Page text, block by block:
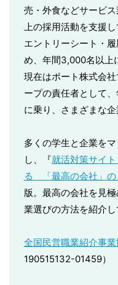
売・外食などサービ
上の採用活動を支援
エントリーシート・
め、年間3,000名以上
現在はポート株式会
ープの責任者として
に乗り、さまざまな企
多くの学生と企業を
し、『就活対策サイ
る 「最高の会社」の
版。最高の会社を見
業選びの方法を紹介し
全国民営職業紹介事業
190515132-01459）